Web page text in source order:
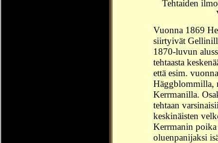
Tehtaiden
Vuonna 1869
siirtyivät
1870-luvun
tehtaasta
että esim.
Häggblommilla,
Kerrmanilla.
tehtaan
keskinäisten
Kerrmanin
oluenpanijaksi